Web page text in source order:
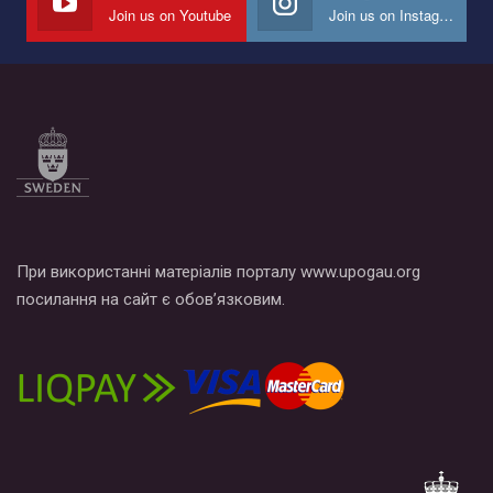
Все, что вам нужно сделать - это зайти на наш канал YouTube
Join us on Youtube Join us on Instagram
При використанні матеріалів порталу www.upogau.org
посилання на сайт є обов’язковим.